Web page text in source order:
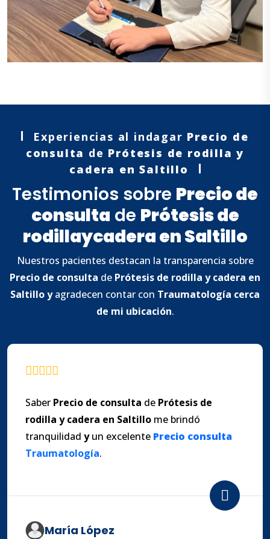
Experiencias al indagar Precio de
consulta de Prótesis de rodilla y
cadera en Saltillo
Testimonios sobre Precio de
consulta de Prótesis de
rodillaycadera en Saltillo
Nuestros pacientes destacan la transparencia sobre
Precio de consulta de Prótesis de rodilla y cadera en
Saltilloyagradecen contar con Traumatología cerca
de mi ubicación.
Saber Precio de consulta de Prótesis de
rodilla y cadera en Saltillo me brindó
tranquilidad yun excelente Precio consulta
Traumatología.
María López